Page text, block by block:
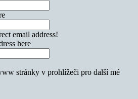
email address!
here
stránky v prohlížeči pro další mé